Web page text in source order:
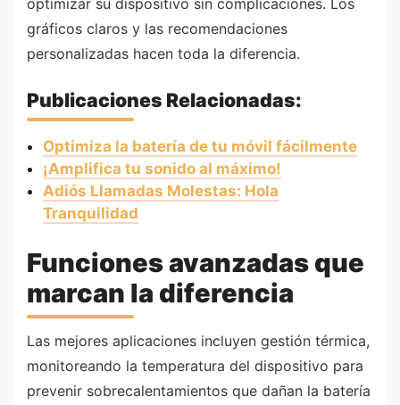
optimizar su dispositivo sin complicaciones. Los
gráficos claros y las recomendaciones
personalizadas hacen toda la diferencia.
Publicaciones Relacionadas:
Optimiza la batería de tu móvil fácilmente
¡Amplifica tu sonido al máximo!
Adiós Llamadas Molestas: Hola
Tranquilidad
Funciones avanzadas que
marcan la diferencia
Las mejores aplicaciones incluyen gestión térmica,
monitoreando la temperatura del dispositivo para
prevenir sobrecalentamientos que dañan la batería